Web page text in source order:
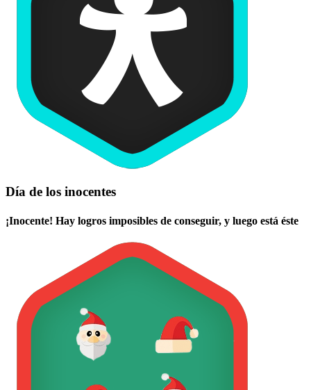
Día de los inocentes
¡Inocente! Hay logros imposibles de conseguir, y luego está éste